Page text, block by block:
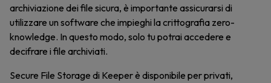
archiviazione dei file sicura, è importante assicurarsi di
utilizzare un software che impieghi la crittografia zero-
knowledge. In questo modo, solo tu potrai accedere e
decifrare i file archiviati.
Secure File Storage di Keeper è disponibile per privati,